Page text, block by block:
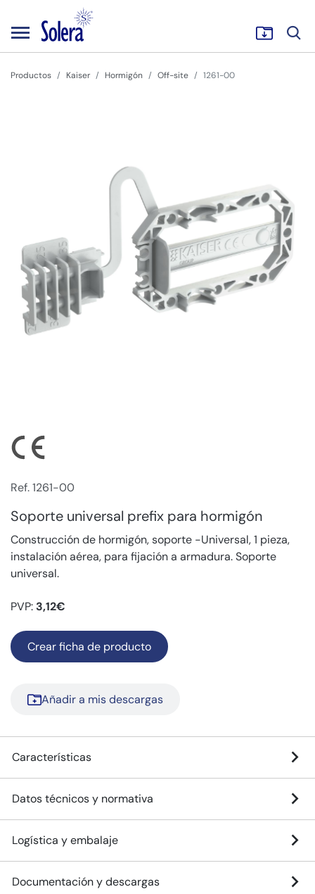
Productos Kaiser Hormigón Off-site 1261-00
Ref. 1261-00
Soporte universal prefix para hormigón
Construcción de hormigón, soporte -Universal, 1 pieza,
instalación aérea, para fijación a armadura. Soporte
universal.
PVP: 3,12€
Crear ficha de producto
Añadir a mis descargas
Características
Datos técnicos y normativa
Logística y embalaje
Documentación y descargas